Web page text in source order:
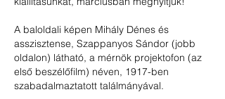
A baloldali képen Mihály Dénes és
asszisztense, Szappanyos Sándor (jobb
oldalon) látható, a mérnök projektofon (az
első beszélőfilm) néven, 1917-ben
szabadalmaztatott találmányával.